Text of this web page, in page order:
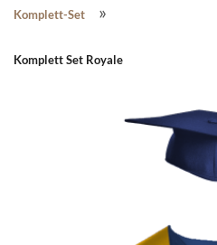
Komplett-Set »
Komplett Set Royale